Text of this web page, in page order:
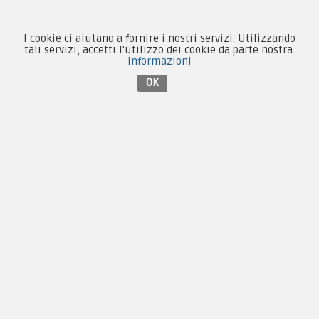
Contattaci su Facebook
I cookie ci aiutano a fornire i nostri servizi. Utilizzando
tali servizi, accetti l'utilizzo dei cookie da parte nostra.
Informazioni
OK